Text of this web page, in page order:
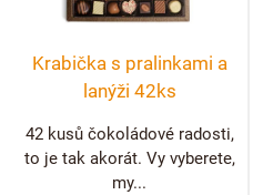
Krabička s pralinkami a
lanýži 42ks
42 kusů čokoládové radosti,
to je tak akorát. Vy vyberete,
my...